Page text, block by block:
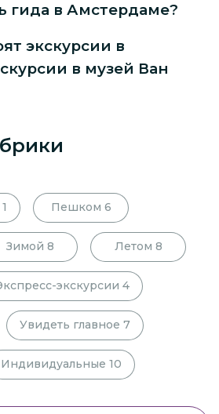
гида в Амстердаме?
экскурсии в
в музей Ван
1 Пешком 6
Зимой 8 Летом 8
экскурсии 4
Увидеть главное 7
Индивидуальные 10